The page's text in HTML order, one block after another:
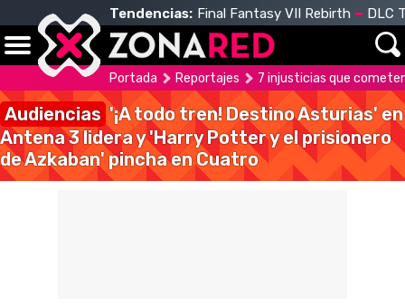
Tendencias: Final Fantasy VII Rebirth DLC
Portada Reportajes 7 injusticias que
Audiencias '¡A todo tren! Destino Asturias' en
Antena 3 lidera y 'Harry Potter y el prisionero
de Azkaban' pincha en Cuatro